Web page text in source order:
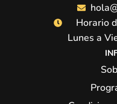
Horario
Lunes a